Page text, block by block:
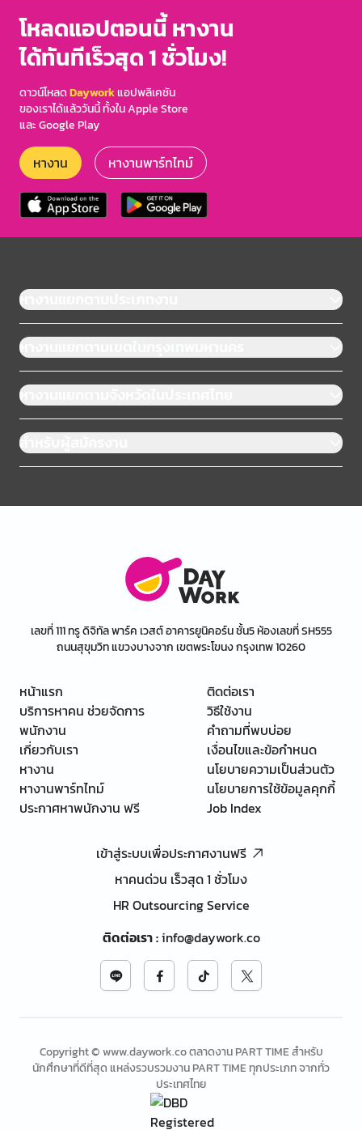
โหลดแอปตอนนี้ หางาน
ได้ทันทีเร็วสุด 1 ชั่วโมง!
ดาวน์โหลดDayworkแอปพลิเคชัน
ของเราได้แล้ววันนี้ ทั้งใน Apple Store
และ Google Play
หางาน หางานพาร์ทไทม์
หางานแยกตามประเภทงาน
หางานแยกตามเขตในกรุงเทพมหานคร
หางานแยกตามจังหวัดในประเทศไทย
สำหรับผู้สมัครงาน
เลขที่ 111 ทรู ดิจิทัล พาร์ค เวสต์ อาคารยูนิคอร์น ชั้น5 ห้องเลขที่ SH555
ถนนสุขุมวิท แขวงบางจาก เขตพระโขนง กรุงเทพ 10260
หน้าแรก
บริการหาคน ช่วยจัดการ
พนักงาน
เกี่ยวกับเรา
หางาน
หางานพาร์ทไทม์
ประกาศหาพนักงาน ฟรี
ติดต่อเรา
วิธีใช้งาน
คำถามที่พบบ่อย
เงื่อนไขและข้อกำหนด
นโยบายความเป็นส่วนตัว
นโยบายการใช้ข้อมูลคุกกี้
Job Index
เข้าสู่ระบบเพื่อประกาศงานฟรี
หาคนด่วน เร็วสุด 1 ชั่วโมง
HR Outsourcing Service
ติดต่อเรา:info@daywork.co
Copyright © www.daywork.co ตลาดงาน PART TIME สำหรับ
นักศึกษาที่ดีที่สุด แหล่งรวบรวมงาน PART TIME ทุกประเภท จากทั่ว
ประเทศไทย